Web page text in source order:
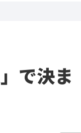
で決ま